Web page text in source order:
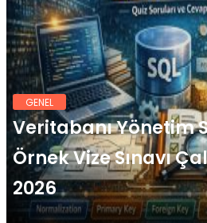
GENEL
Veritabanı Yönetim
Örnek Vize Sınavı
2026